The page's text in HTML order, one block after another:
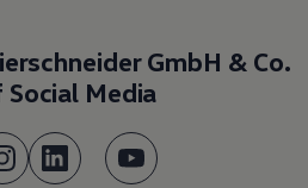
GmbH & Co.
Social Media